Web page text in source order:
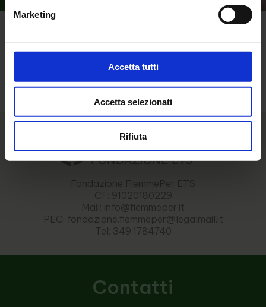
Marketing
Accetta tutti
Accetta selezionati
Rifiuta
Torna alle news
Fondazione FiemmePer ETS
CF: 91020180229
Mail: info@fiemmeper.it
PEC: fondazione.fiemmeper@legalmail.it
Tel: 349.1784740
Contatti